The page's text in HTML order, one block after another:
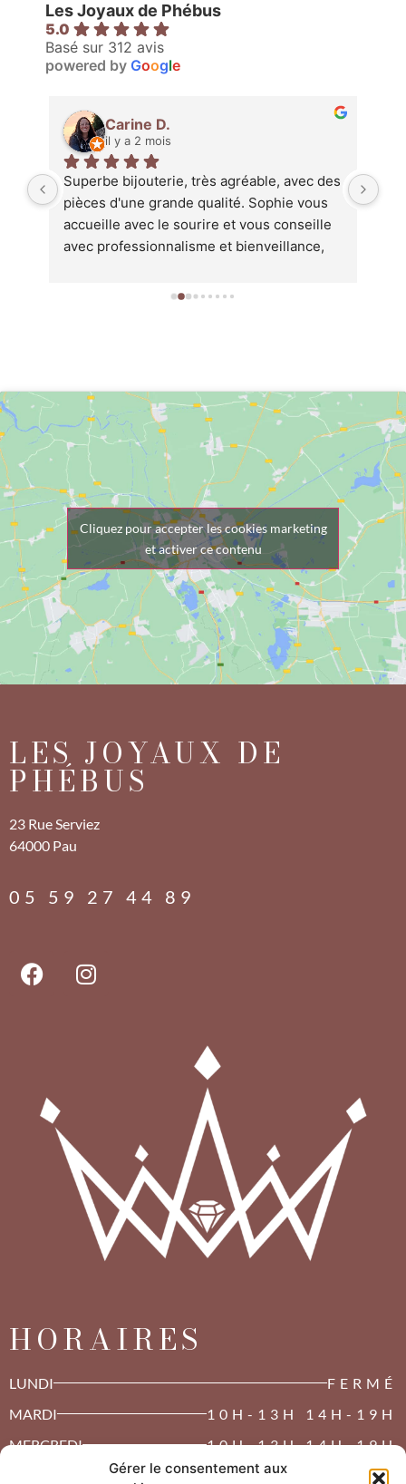
Gérer le consentement aux
Les Joyaux de Phébus
5.0
Basé sur 312 avis
powered by Google
Carine D.
il y a 2 mois
Superbe bijouterie, très agréable, avec des
pièces d'une grande qualité. Sophie vous
accueille avec le sourire et vous conseille
avec professionnalisme et bienveillance,
qu'un avec votre main ! Je recommande
Cliquez pour accepter les cookies marketing
et activer ce contenu
LES JOYAUX DE
PHÉBUS
23 Rue Serviez
64000 Pau
05 59 27 44 89
HORAIRES
LUNDI
FERMÉ
MARDI
10H-13H 14H-19H
MERCREDI
10H-13H 14H-19H
10H-13H 14H-19H